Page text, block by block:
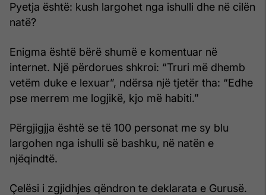
Pyetja është: kush largohet nga ishulli dhe në cilën
natë?
Enigma është bërë shumë e komentuar në
internet. Një përdorues shkroi: “Truri më dhemb
vetëm duke e lexuar”, ndërsa një tjetër tha: “Edhe
pse merrem me logjikë, kjo më habiti.”
Përgjigjja është se të 100 personat me sy blu
largohen nga ishulli së bashku, në natën e
njëqindtë.
Çelësi i zgjidhjes qëndron te deklarata e Gurusë.